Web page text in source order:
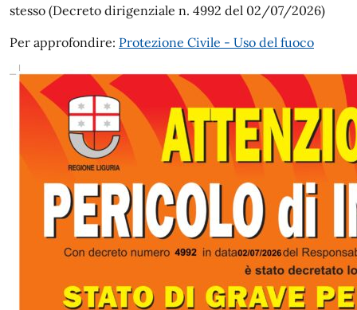
stesso (Decreto dirigenziale n. 4992 del 02/07/2026)
Per approfondire: Protezione Civile - Uso del fuoco